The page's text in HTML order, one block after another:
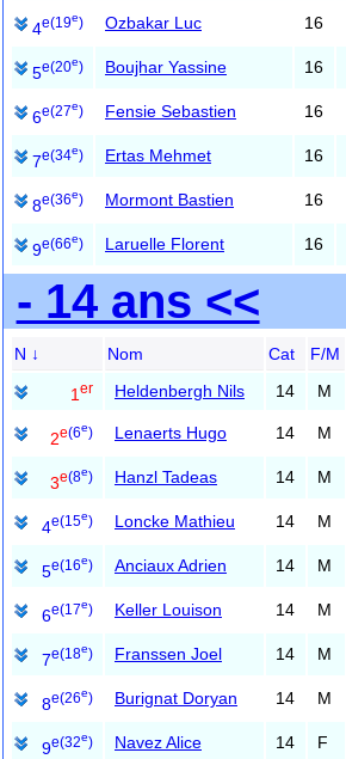
4e(19e) Ozbakar Luc 16
5e(20e) Boujhar Yassine 16
6e(27e) Fensie Sebastien 16
7e(34e) Ertas Mehmet 16
8e(36e) Mormont Bastien 16
9e(66e) Laruelle Florent 16
- 14 ans <<
N ↓ Nom Cat F/M
1 er Heldenbergh Nils 14 M
2e(6e) Lenaerts Hugo 14 M
3e(8e) Hanzl Tadeas 14 M
4e(15e) Loncke Mathieu 14 M
5e(16e) Anciaux Adrien 14 M
6e(17e) Keller Louison 14 M
7e(18e) Franssen Joel 14 M
8e(26e) Burignat Doryan 14 M
9e(32e) Navez Alice 14 F